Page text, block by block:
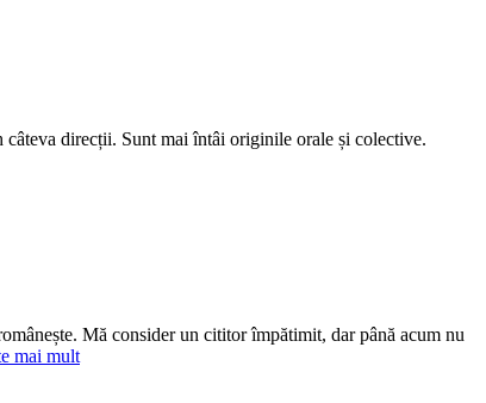
direcții. Sunt mai întâi originile orale și colective.
Mă consider un cititor împătimit, dar până acum nu
mai mult